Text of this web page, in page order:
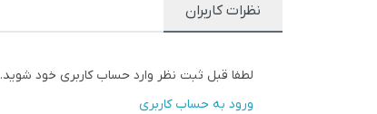
نظرات کاربران
لطفا قبل ثبت نظر وارد حساب کاربری خود شوید.
ورود به حساب کاربری